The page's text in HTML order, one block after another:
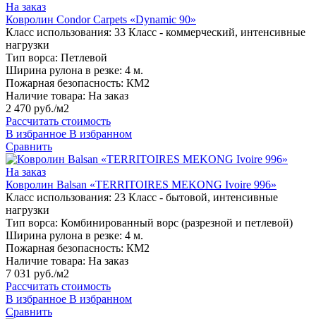
На заказ
Ковролин Condor Carpets «Dynamic 90»
Класс использования: 33 Класс - коммерческий, интенсивные
нагрузки
Тип ворса: Петлевой
Ширина рулона в резке: 4 м.
Пожарная безопасность: КМ2
Наличие товара: На заказ
2 470 руб./м2
Рассчитать стоимость
В избранное В избранном
Сравнить
На заказ
Ковролин Balsan «TERRITOIRES MEKONG Ivoire 996»
Класс использования: 23 Класс - бытовой, интенсивные
нагрузки
Тип ворса: Комбинированный ворс (разрезной и петлевой)
Ширина рулона в резке: 4 м.
Пожарная безопасность: КМ2
Наличие товара: На заказ
7 031 руб./м2
Рассчитать стоимость
В избранное В избранном
Сравнить